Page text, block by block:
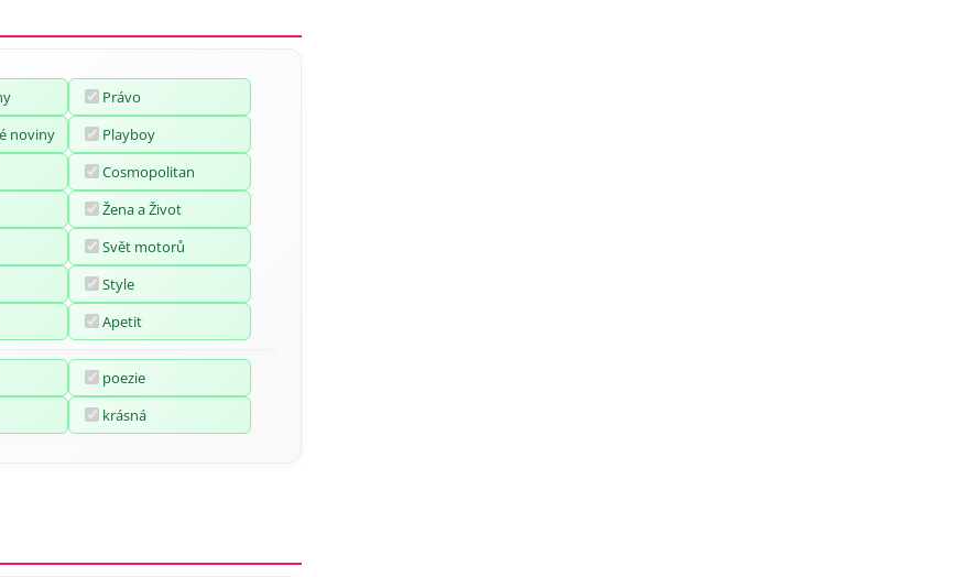
Právo
noviny
Playboy
Cosmopolitan
Žena a Život
Svět motorů
Style
Apetit
poezie
krásná